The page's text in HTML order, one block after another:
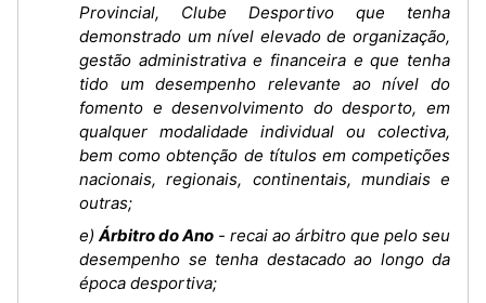
Provincial, Clube Desportivo que tenha
demonstrado um nível elevado de organização,
gestão administrativa e financeira e que tenha
tido um desempenho relevante ao nível do
fomento e desenvolvimento do desporto, em
qualquer modalidade individual ou colectiva,
bem como obtenção de títulos em competições
nacionais, regionais, continentais, mundiais e
outras;
e) Árbitro do Ano - recai ao árbitro que pelo seu
desempenho se tenha destacado ao longo da
época desportiva;